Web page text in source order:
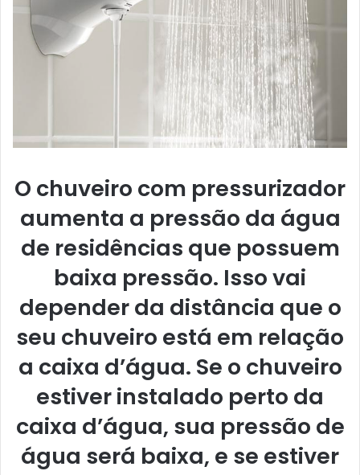
O chuveiro com pressurizador
aumenta a pressão da água
de residências que possuem
baixa pressão. Isso vai
depender da distância que o
seu chuveiro está em relação
a caixa d’água. Se o chuveiro
estiver instalado perto da
caixa d’água, sua pressão de
água será baixa, e se estiver